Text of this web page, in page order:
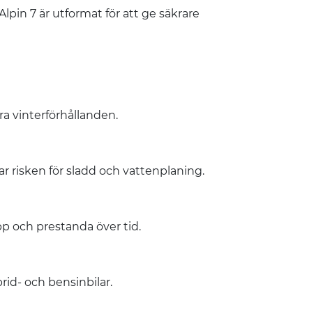
7 är utformat för att ge säkrare
vinterförhållanden.
risken för sladd och vattenplaning.
och prestanda över tid.
och bensinbilar.